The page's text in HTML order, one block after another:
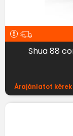
Shua 88
Árajánlatot kérek